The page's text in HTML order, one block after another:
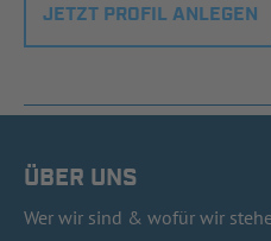
JETZT PROFIL ANLEGEN
ÜBER UNS
Wer wir sind & wofür wir